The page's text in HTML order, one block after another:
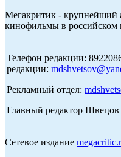
Мегакритик - крупнейший
кинофильмы в российском
Телефон редакции:
редакции:
Рекламный отдел:
Главный редактор
Сетевое издание